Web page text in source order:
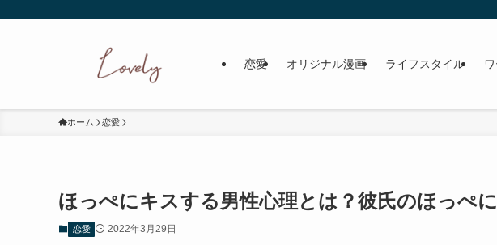
恋愛 オリジナル漫画 ライフスタイル
ホーム 恋愛
ほっぺにキスする男性心理とは？彼氏のほっぺ
恋愛 2022年3月29日